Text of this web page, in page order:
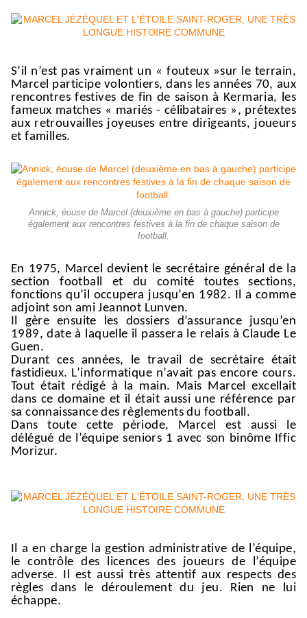
S’il n’est pas vraiment un « fouteux »sur le terrain,
Marcel participe volontiers,dans les années 70, aux
rencontres festives de fin de saison à Kermaria, les
fameux matches « mariés - célibataires », prétextes
aux retrouvailles joyeuses entre dirigeants, joueurs
et familles.
Annick, éouse de Marcel (deuxième en bas à gauche) participe
également aux rencontres festives à la fin de chaque saison de
football.
En 1975, Marcel devient le secrétaire général de la
section football et du comité toutes sections,
fonctions qu’il occupera jusqu’en 1982. Il a comme
adjointson amiJeannot Lunven.
Il gère ensuite les dossiers d’assurance jusqu’en
1989, date à laquelle il passera le relais à Claude Le
Guen.
Durant ces années, le travail de secrétaire était
fastidieux. L’informatique n’avait pas encore cours.
Tout était rédigé à la main. Mais Marcel excellait
dans ce domaine et il était aussi une référence par
sa connaissance des règlements du football.
Dans toute cette période, Marcel est aussi le
délégué de l’équipe seniors 1avec son binôme Iffic
Morizur.
Il a en charge la gestion administrative de l’équipe,
lecontrôle des licences des joueurs de l’équipe
adverse. Il est aussi très attentif aux respects des
règles dans le déroulement du jeu. Rien ne lui
échappe.